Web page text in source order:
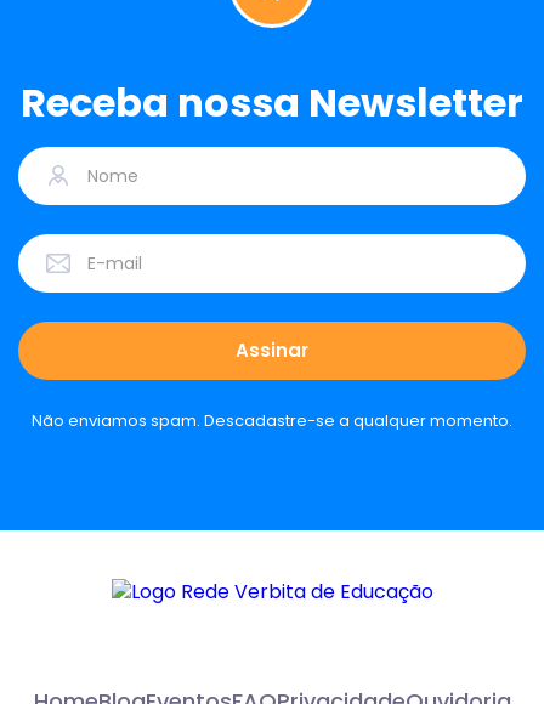
Receba nossa Newsletter
Não enviamos spam. Descadastre-se a qualquer momento.